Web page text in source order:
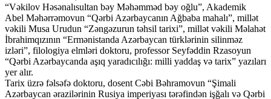
“Vəkilov Həsənalısultan bəy Məhəmməd bəy oğlu”, Akademik
Abel Məhərrəmovun “Qərbi Azərbaycanın Ağbaba mahalı”, millət
vəkili Musa Urudun “Zəngəzurun təhsil tarixi”, millət vəkili Məlahət
İbrahimqızının “Ermənistanda Azərbaycan türklərinin silinməz
izləri”, filologiya elmləri doktoru, professor Seyfəddin Rzasoyun
“Qərbi Azərbaycanda aşıq yaradıcılığı: milli yaddaş və tarix” yazıları
yer alır.
Tarix üzrə fəlsəfə doktoru, dosent Cəbi Bəhramovun “Şimali
Azərbaycan ərazilərinin Rusiya imperiyası tərəfindən işğalı və Qərbi